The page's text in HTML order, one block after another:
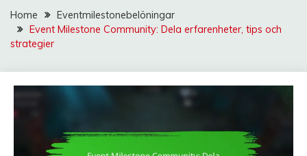
Home
Eventmilestonebelöningar
Event Milestone Community: Dela erfarenheter, tips och
strategier